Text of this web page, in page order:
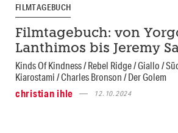
FILMTAGEBUCH
Filmtagebuch: von
Lanthimos bis Jeremy
Kinds Of Kindness / Rebel Ridge / Giallo /
Kiarostami / Charles Bronson / Der Golem
christian ihle
12.10.2024